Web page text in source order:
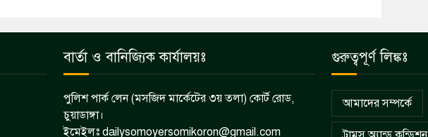
বার্তা ও বানিজ্যিক কার্যালয়ঃ
পুলিশ পার্ক লেন (মসজিদ মার্কেটের ৩য় তলা) কোর্ট রোড,
চুয়াডাঙ্গা।
ইমেইলঃ dailysomoyersomikoron@gmail.com
গুরুত্বপূর্ণ লিঙ্কঃ
আমাদের সম্পর্কে